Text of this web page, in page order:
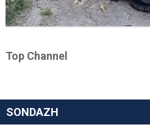
Top Channel
SONDAZH